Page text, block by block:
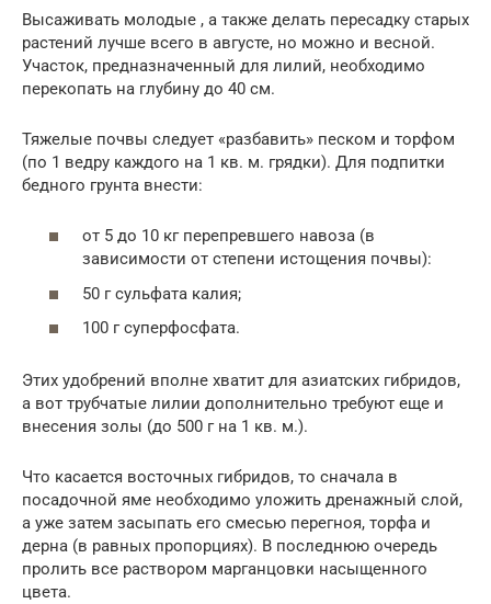
Высаживать молодые , а также делать пересадку старых
растений лучше всего в августе, но можно и весной.
Участок, предназначенный для лилий, необходимо
перекопать на глубину до 40 см.
Тяжелые почвы следует «разбавить» песком и торфом
(по 1 ведру каждого на 1 кв. м. грядки). Для подпитки
бедного грунта внести:
от 5 до 10 кг перепревшего навоза (в
зависимости от степени истощения почвы):
50 г сульфата калия;
100 г суперфосфата.
Этих удобрений вполне хватит для азиатских гибридов,
а вот трубчатые лилии дополнительно требуют еще и
внесения золы (до 500 г на 1 кв. м.).
Что касается восточных гибридов, то сначала в
посадочной яме необходимо уложить дренажный слой,
а уже затем засыпать его смесью перегноя, торфа и
дерна (в равных пропорциях). В последнюю очередь
пролить все раствором марганцовки насыщенного
цвета.